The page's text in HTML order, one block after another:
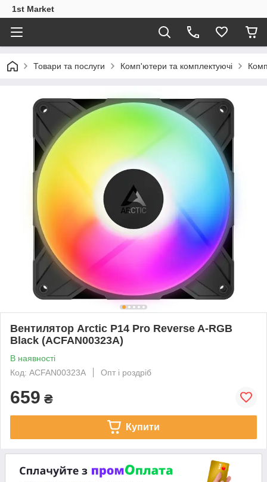
1st Market
Товари та послуги Комп'ютери та комплектуючі
Вентилятор Arctic P14 Pro Reverse A-RGB
Black (ACFAN00323A)
В наявності
Код: ACFAN00323A
Опт і роздріб
659 ₴
Купити